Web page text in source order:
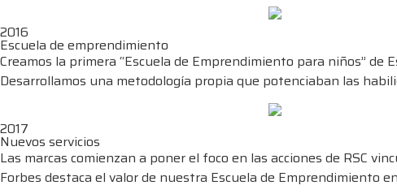
2016
Escuela de emprendimiento
Creamos la primera “Escuela de Emprendimiento para niños” de
Desarrollamos una metodología propia que potenciaban las
2017
Nuevos servicios
Las marcas comienzan a poner el foco en las acciones de RSC
Forbes destaca el valor de nuestra Escuela de Emprendimiento